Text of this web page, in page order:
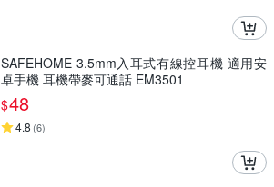
SAFEHOME 3.5mm入耳式有線控耳機 適用安
卓手機 耳機帶麥可通話 EM3501
$48
4.8 (6)